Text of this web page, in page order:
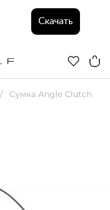
Скачать
Сумка Angle Clutch